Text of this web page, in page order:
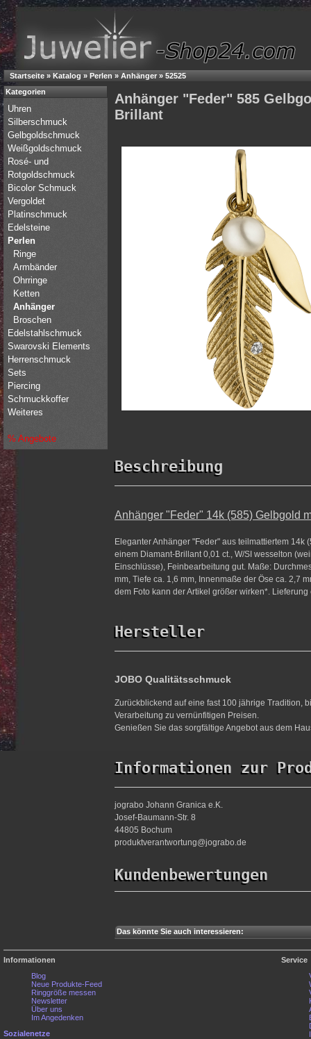
Startseite » Katalog » Perlen » Anhänger» 52525
Anhänger "Feder" 585
Brillant
Beschreibung
Anhänger "Feder" 14k (585) Gelbgold
Eleganter Anhänger "Feder" aus teilmattiertem
einem Diamant-Brillant 0,01 ct., W/SI wesselton
Einschlüsse), Feinbearbeitung gut. Maße:
mm, Tiefe ca. 1,6 mm, Innenmaße der Öse ca. 2,7
dem Foto kann der Artikel größer wirken*. Lieferung
Hersteller
JOBO Qualitätsschmuck
Zurückblickend auf eine fast 100 jährige Tradition,
Verarbeitung zu vernünfitigen Preisen.
Genießen Sie das sorgfältige Angebot aus dem
Informationen zur
jograbo Johann Granica e.K.
Josef-Baumann-Str. 8
44805 Bochum
produktverantwortung@jograbo.de
Kundenbewertungen
Das könnte Sie auch interessieren:
Kategorien
Uhren
Silberschmuck
Gelbgoldschmuck
Weißgoldschmuck
Rosé- und
Rotgoldschmuck
Bicolor Schmuck
Vergoldet
Platinschmuck
Edelsteine
Perlen
Ringe
Armbänder
Ohrringe
Ketten
Anhänger
Broschen
Edelstahlschmuck
Swarovski Elements
Herrenschmuck
Sets
Piercing
Schmuckkoffer
Weiteres
% Angebote
Informationen
Blog
Neue Produkte-Feed
Ringgröße messen
Newsletter
Über uns
Im Angedenken
Sozialenetze
Service